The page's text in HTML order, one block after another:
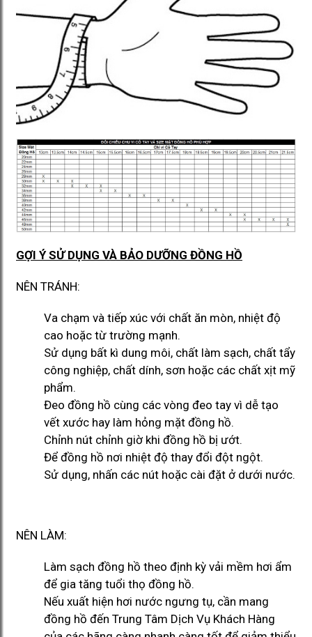
GỢI Ý SỬ DỤNG VÀ BẢO DƯỠNG ĐỒNG HỒ
NÊN TRÁNH:
Va chạm và tiếp xúc với chất ăn mòn, nhiệt độ
cao hoặc từ trường mạnh.
Sử dụng bất kì dung môi, chất làm sạch, chất tẩy
công nghiệp, chất dính, sơn hoặc các chất xịt mỹ
phẩm.
Đeo đồng hồ cùng các vòng đeo tay vì dễ tạo
vết xước hay làm hỏng mặt đồng hồ.
Chỉnh nút chỉnh giờ khi đồng hồ bị ướt.
Để đồng hồ nơi nhiệt độ thay đổi đột ngột.
Sử dụng, nhấn các nút hoặc cài đặt ở dưới nước.
NÊN LÀM:
Làm sạch đồng hồ theo định kỳ vải mềm hơi ẩm
để gia tăng tuổi thọ đồng hồ.
Nếu xuất hiện hơi nước ngưng tụ, cần mang
đồng hồ đến Trung Tâm Dịch Vụ Khách Hàng